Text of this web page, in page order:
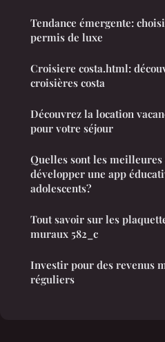
Tendance émergente:
permis de luxe
Croisiere costa.html:
croisières costa
Découvrez la location
pour votre séjour
Quelles sont les
développer une app
adolescents?
Tout savoir sur les
muraux 582_c
Investir pour des revenus
réguliers